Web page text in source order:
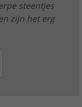
steentjes
zijn het erg